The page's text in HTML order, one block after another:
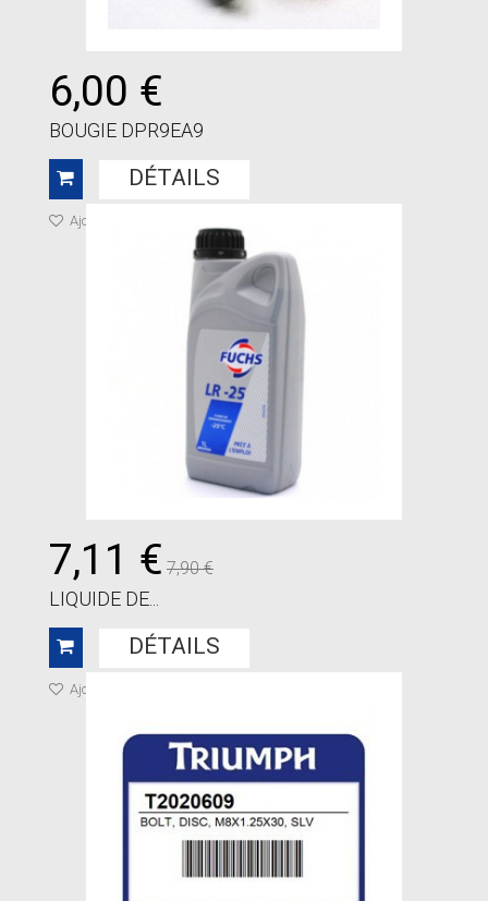
6,00 €
BOUGIE DPR9EA9
DÉTAILS
Ajouter à ma liste de cadeaux
7,11 € 7,90 €
LIQUIDE DE...
DÉTAILS
Ajouter à ma liste de cadeaux